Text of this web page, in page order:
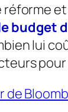
budget
lui
de